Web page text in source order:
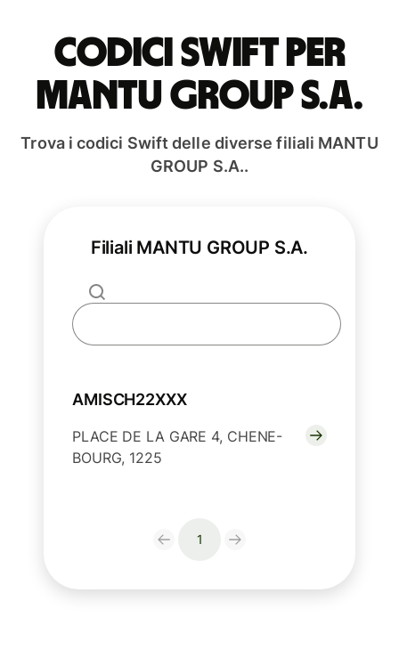
Codici Swift per
MANTU GROUP S.A.
Trova i codici Swift delle diverse filiali MANTU
GROUP S.A..
Filiali MANTU GROUP S.A.
AMISCH22XXX
PLACE DE LA GARE 4, CHENE-
BOURG, 1225
1